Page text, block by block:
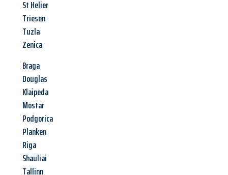
St Helier
Triesen
Tuzla
Zenica
Braga
Douglas
Klaipeda
Mostar
Podgorica
Planken
Riga
Shauliai
Tallinn